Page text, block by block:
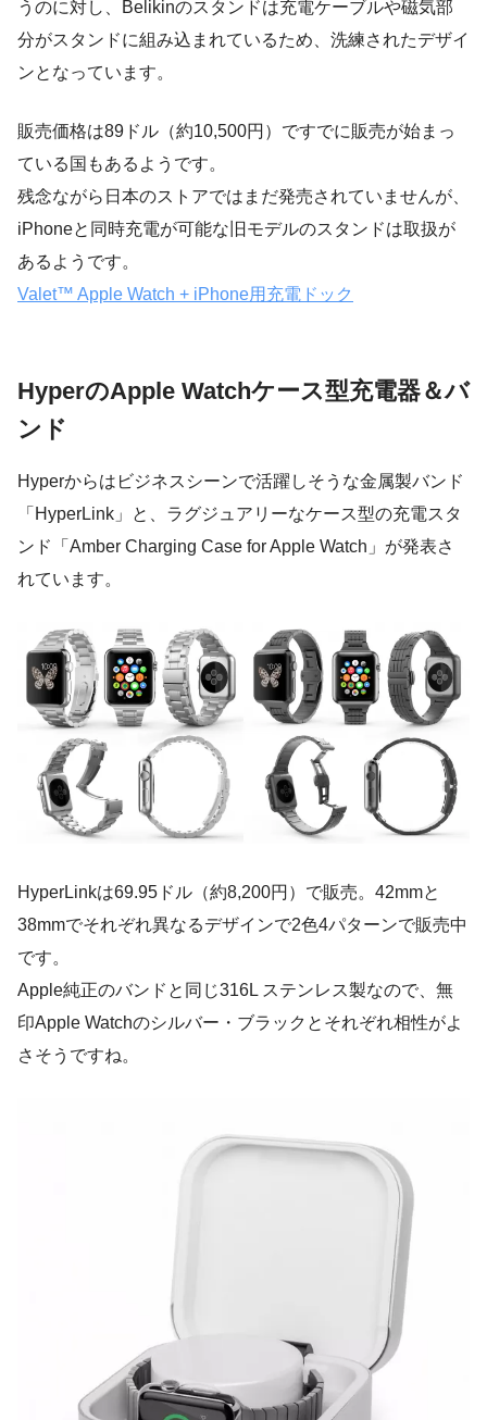
うのに対し、Belikinのスタンドは充電ケーブルや磁気部
分がスタンドに組み込まれているため、洗練されたデザイ
ンとなっています。
販売価格は89ドル（約10,500円）ですでに販売が始まっ
ている国もあるようです。
残念ながら日本のストアではまだ発売されていませんが、
iPhoneと同時充電が可能な旧モデルのスタンドは取扱が
あるようです。
Valet™ Apple Watch + iPhone用充電ドック
HyperのApple Watchケース型充電器＆バ
ンド
Hyperからはビジネスシーンで活躍しそうな金属製バンド
「HyperLink」と、ラグジュアリーなケース型の充電スタ
ンド「Amber Charging Case for Apple Watch」が発表さ
れています。
HyperLinkは69.95ドル（約8,200円）で販売。42mmと
38mmでそれぞれ異なるデザインで2色4パターンで販売中
です。
Apple純正のバンドと同じ316L ステンレス製なので、無
印Apple Watchのシルバー・ブラックとそれぞれ相性がよ
さそうですね。